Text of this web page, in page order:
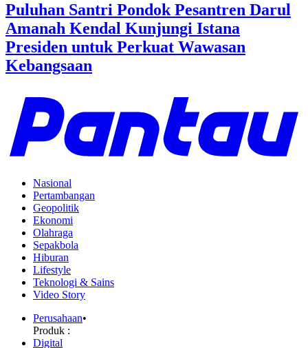
Puluhan Santri Pondok Pesantren Darul
Amanah Kendal Kunjungi Istana
Presiden untuk Perkuat Wawasan
Kebangsaan
Nasional
Pertambangan
Geopolitik
Ekonomi
Olahraga
Sepakbola
Hiburan
Lifestyle
Teknologi & Sains
Video Story
Perusahaan•
Produk :
Digital